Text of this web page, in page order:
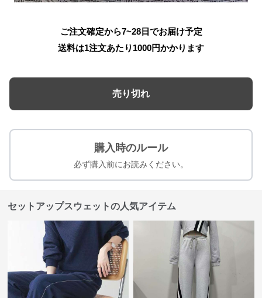
ご注文確定から7~28日でお届け予定
送料は1注文あたり 1000円かかります
売り切れ
購入時のルール
必ず購入前にお読みください。
セットアップスウェットの人気アイテム